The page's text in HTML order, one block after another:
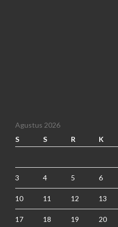
Agustus 2026
S
S R K
3 4 5 6
10 11 12 13
17 18 19 20